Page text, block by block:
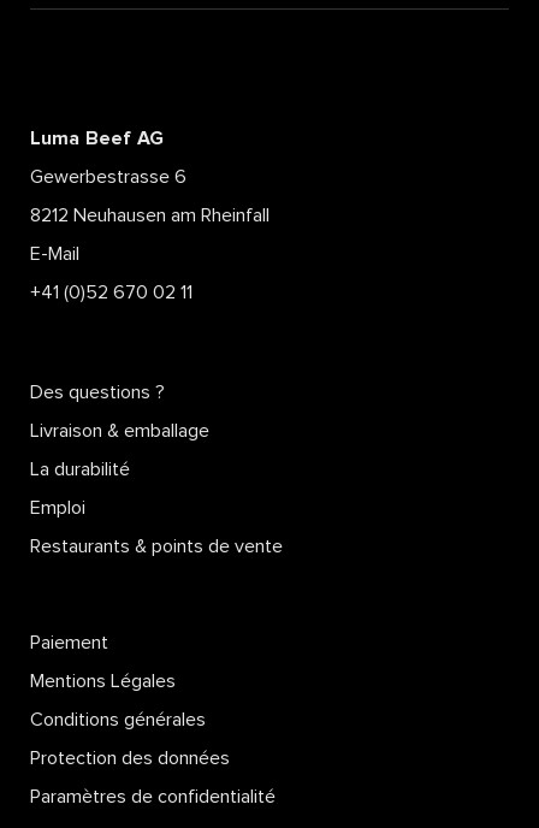
Luma Beef AG
Gewerbestrasse 6
8212 Neuhausen am Rheinfall
E-Mail
+41 (0)52 670 02 11
Des questions ?
Livraison & emballage
La durabilité
Emploi
Restaurants & points de vente
Paiement
Mentions Légales
Conditions générales
Protection des données
Paramètres de confidentialité